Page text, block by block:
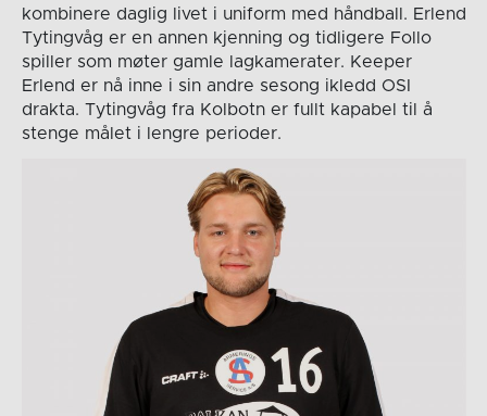
kombinere daglig livet i uniform med håndball. Erlend
Tytingvåg er en annen kjenning og tidligere Follo
spiller som møter gamle lagkamerater. Keeper
Erlend er nå inne i sin andre sesong ikledd OSI
drakta. Tytingvåg fra Kolbotn er fullt kapabel til å
stenge målet i lengre perioder.